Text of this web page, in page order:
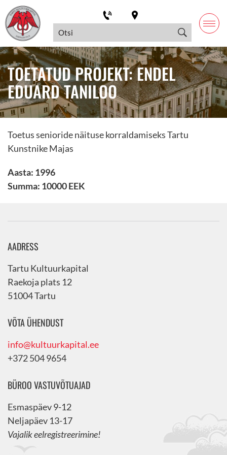
TOETATUD PROJEKT: ENDEL
EDUARD TANILOO
Toetus senioride näituse korraldamiseks Tartu
Kunstnike Majas
Aasta: 1996
Summa: 10000 EEK
AADRESS
Tartu Kultuurkapital
Raekoja plats 12
51004 Tartu
VÕTA ÜHENDUST
info@kultuurkapital.ee
+372 504 9654
BÜROO VASTUVÕTUAJAD
Esmaspäev 9-12
Neljapäev 13-17
Vajalik eelregistreerimine!